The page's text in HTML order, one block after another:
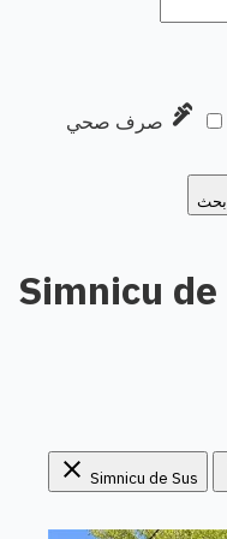
plumbing صرف صحي
بحث
Simnicu de Sus
close